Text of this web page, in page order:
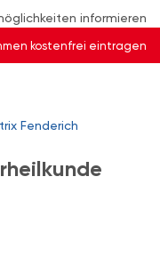
informieren
kostenfrei eintragen
Fenderich